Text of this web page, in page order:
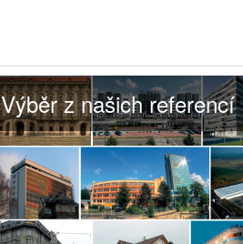
Výběr z našich referencí